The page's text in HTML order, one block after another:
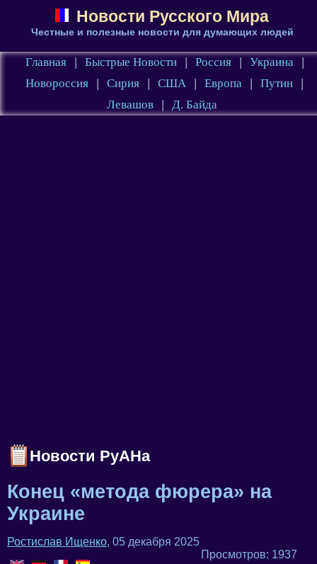
Новости Русского Мира
Честные и полезные новости для думающих людей
Главная | Быстрые Новости | Россия | Украина
|
Новороссия
| Сирия | США | Европа | Путин
|
Левашов
| Д. Байда
Новости РуАНа
Конец «метода фюрера» на
Украине
Ростислав Ищенко, 05 декабря 2025
Просмотров: 1937